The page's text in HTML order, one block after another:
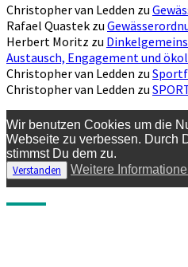
Christopher van Ledden zu
Rafael Quastek zu
Herbert Moritz zu
Austausch, Engagement und
Christopher van Ledden zu
Christopher van Ledden zu
Wir benutzen Cookies um die
Webseite zu verbessen. Durch
stimmst Du dem zu.
Verstanden
Weitere